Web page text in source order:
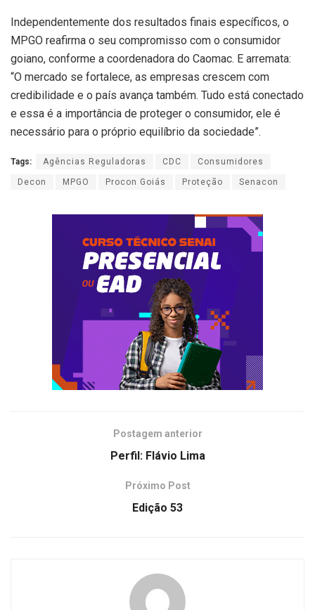
Independentemente dos resultados finais específicos, o
MPGO reafirma o seu compromisso com o consumidor
goiano, conforme a coordenadora do Caomac. E arremata:
“O mercado se fortalece, as empresas crescem com
credibilidade e o país avança também. Tudo está conectado
e essa é a importância de proteger o consumidor, ele é
necessário para o próprio equilíbrio da sociedade”.
Tags: Agências Reguladoras CDC Consumidores
Decon MPGO Procon Goiás Proteção Senacon
Postagem anterior
Perfil: Flávio Lima
Próximo Post
Edição 53